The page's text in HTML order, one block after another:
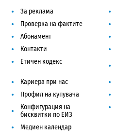
За реклама
Проверка на фактите
Абонамент
Контакти
Етичен кодекс
Кариера при нас
Профил на купувача
Конфигурация на
бисквитки по ЕИЗ
Медиен календар